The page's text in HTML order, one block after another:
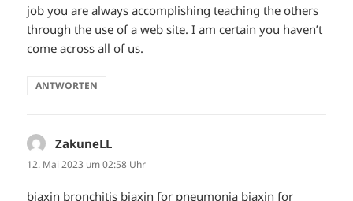
job you are always accomplishing teaching the others
through the use of a web site. I am certain you haven’t
come across all of us.
ANTWORTEN
ZakuneLL
12. Mai 2023 um 02:58 Uhr
biaxin bronchitis biaxin for pneumonia biaxin for